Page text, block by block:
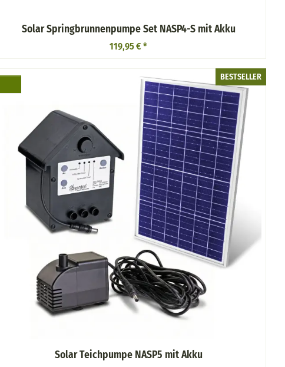
Solar Springbrunnenpumpe Set NASP4-S mit Akku
119,95 € *
BESTSELLER
Solar Teichpumpe NASP5 mit Akku